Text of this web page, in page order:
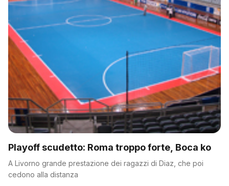
Playoff scudetto: Roma troppo forte, Boca ko
A Livorno grande prestazione dei ragazzi di Diaz, che poi
cedono alla distanza